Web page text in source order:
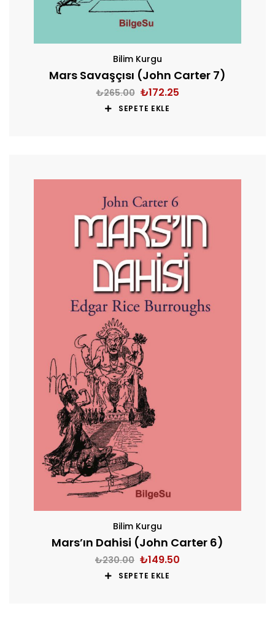
Bilim Kurgu
Mars Savaşçısı (John Carter 7)
₺265.00 ₺172.25
SEPETE EKLE
Bilim Kurgu
Mars’ın Dahisi (John Carter 6)
₺230.00 ₺149.50
SEPETE EKLE